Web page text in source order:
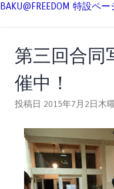
BAKU@FREEDOM 特設ペー
第三回合同
催中！
投稿日 2015年7月2日木